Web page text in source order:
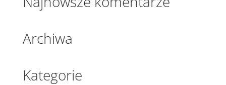
Archiwa
Kategorie